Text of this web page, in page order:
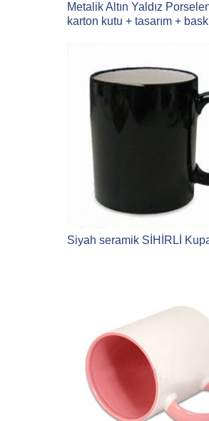
Metalik Altın Yaldız
karton kutu + tasarım +
Siyah seramik SİHİRLİ